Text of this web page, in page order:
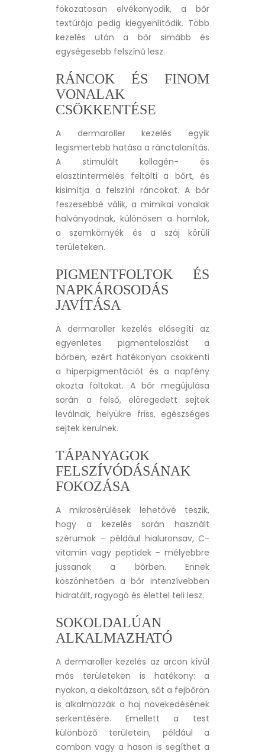
fokozatosan elvékonyodik, a bőr
textúrája pedig kiegyenlítődik. Több
kezelés után a bőr simább és
egységesebb felszínű lesz.
RÁNCOK ÉS FINOM
VONALAK
CSÖKKENTÉSE
A dermaroller kezelés egyik
legismertebb hatása a ránctalanítás.
A stimulált kollagén- és
elasztintermelés feltölti a bőrt, és
kisimítja a felszíni ráncokat. A bőr
feszesebbé válik, a mimikai vonalak
halványodnak, különösen a homlok,
a szemkörnyék és a száj körüli
területeken.
PIGMENTFOLTOK ÉS
NAPKÁROSODÁS
JAVÍTÁSA
A dermaroller kezelés elősegíti az
egyenletes pigmenteloszlást a
bőrben, ezért hatékonyan csökkenti
a hiperpigmentációt és a napfény
okozta foltokat. A bőr megújulása
során a felső, elöregedett sejtek
leválnak, helyükre friss, egészséges
sejtek kerülnek.
TÁPANYAGOK
FELSZÍVÓDÁSÁNAK
FOKOZÁSA
A mikrosérülések lehetővé teszik,
hogy a kezelés során használt
szérumok – például hialuronsav, C-
vitamin vagy peptidek – mélyebbre
jussanak a bőrben. Ennek
köszönhetően a bőr intenzívebben
hidratált, ragyogó és élettel teli lesz.
SOKOLDALÚAN
ALKALMAZHATÓ
A dermaroller kezelés az arcon kívül
más területeken is hatékony: a
nyakon, a dekoltázson, sőt a fejbőrön
is alkalmazzák a haj növekedésének
serkentésére. Emellett a test
különböző területein, például a
combon vagy a hason is segíthet a